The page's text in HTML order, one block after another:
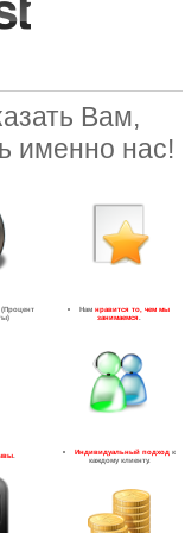
Вам,
именно нас!
(Процент
Нам нравится то, чем мы
занимаемся
. Индивидуальный подходк
каждому клиенту.